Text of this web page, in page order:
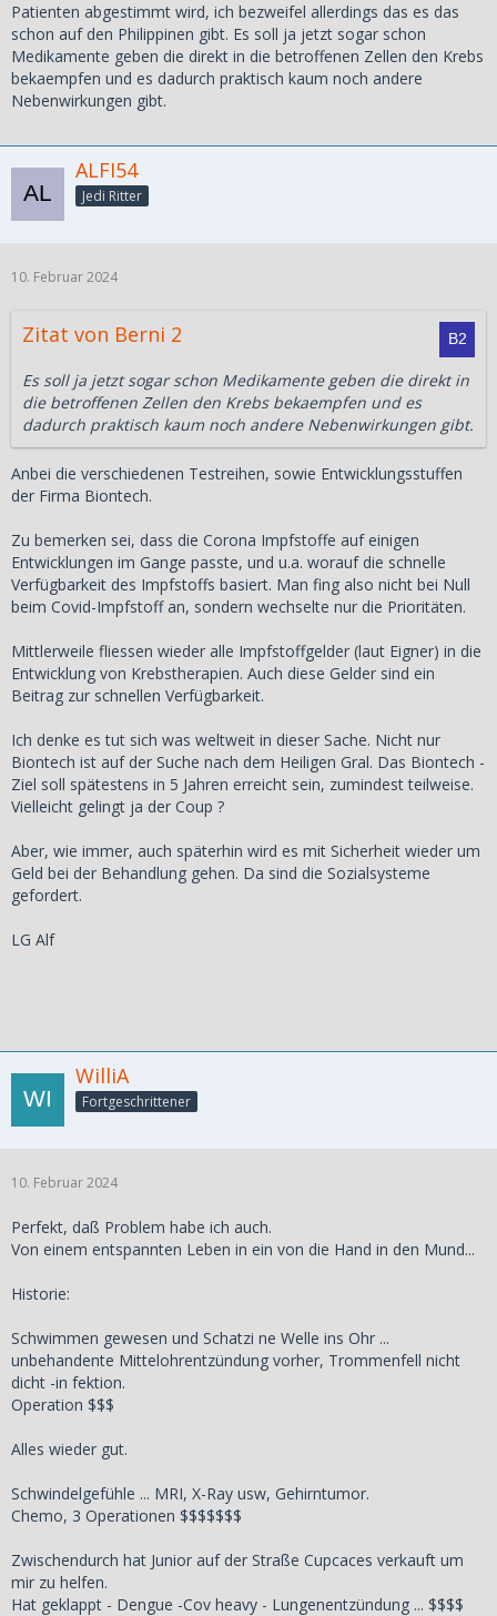
mehr negative als positive Folgen. Mit dem heutigen
Wissen wuerde ich niemals eine Chemo bei mir zulassen.
Meine Frau hat nach der 1. Chemo extrem abgebaut, das
sie eine 2. nicht mehr machen konnten, da sie zu
schwach war.
Aber auch bei der Chemo gibt es Fortschritte und sie hat
nicht mehr die gleiche Bedeutung wie noch vor 5 Jahren.
Oder die Chemo wird genau auf den Patienten abgestimmt,
eben um Überforderung auszuschliessen.
Wir sind uns aber bestimmt einig, dass man auf Krebs
LG Alf
Patienten abgestimmt wird, ich bezweifel allerdings das es das
schon auf den Philippinen gibt. Es soll ja jetzt sogar schon
Medikamente geben die direkt in die betroffenen Zellen den Krebs
bekaempfen und es dadurch praktisch kaum noch andere
Nebenwirkungen gibt.
ALFI54
Jedi Ritter
10. Februar 2024
Zitat von Berni 2
Es soll ja jetzt sogar schon Medikamente geben die direkt in
die betroffenen Zellen den Krebs bekaempfen und es
dadurch praktisch kaum noch andere Nebenwirkungen gibt.
Anbei die verschiedenen Testreihen, sowie Entwicklungsstuffen
der Firma Biontech.
Zu bemerken sei, dass die Corona Impfstoffe auf einigen
Entwicklungen im Gange passte, und u.a. worauf die schnelle
Verfügbarkeit des Impfstoffs basiert. Man fing also nicht bei Null
beim Covid-Impfstoff an, sondern wechselte nur die Prioritäten.
Mittlerweile fliessen wieder alle Impfstoffgelder (laut Eigner) in die
Entwicklung von Krebstherapien. Auch diese Gelder sind ein
Beitrag zur schnellen Verfügbarkeit.
Ich denke es tut sich was weltweit in dieser Sache. Nicht nur
Biontech ist auf der Suche nach dem Heiligen Gral. Das Biontech -
Ziel soll spätestens in 5 Jahren erreicht sein, zumindest teilweise.
Vielleicht gelingt ja der Coup ?
Aber, wie immer, auch späterhin wird es mit Sicherheit wieder um
Geld bei der Behandlung gehen. Da sind die Sozialsysteme
gefordert.
LG Alf
WilliA
Fortgeschrittener
10. Februar 2024
Perfekt, daß Problem habe ich auch.
Von einem entspannten Leben in ein von die Hand in den Mund...
Historie:
Schwimmen gewesen und Schatzi ne Welle ins Ohr ...
unbehandente Mittelohrentzündung vorher, Trommenfell nicht
dicht -in fektion.
Operation $$$
Alles wieder gut.
Schwindelgefühle ... MRI, X-Ray usw, Gehirntumor.
Chemo, 3 Operationen $$$$$$$
Zwischendurch hat Junior auf der Straße Cupcaces verkauft um
mir zu helfen.
Hat geklappt - Dengue -Cov heavy - Lungenentzündung ... $$$$